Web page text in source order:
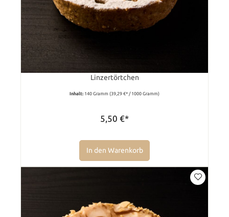
Linzertörtchen
Inhalt: 140 Gramm (39,29 €* / 1000 Gramm)
5,50 €*
In den Warenkorb